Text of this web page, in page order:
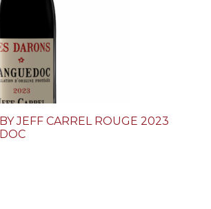
JEFF CARREL ROUGE 2023